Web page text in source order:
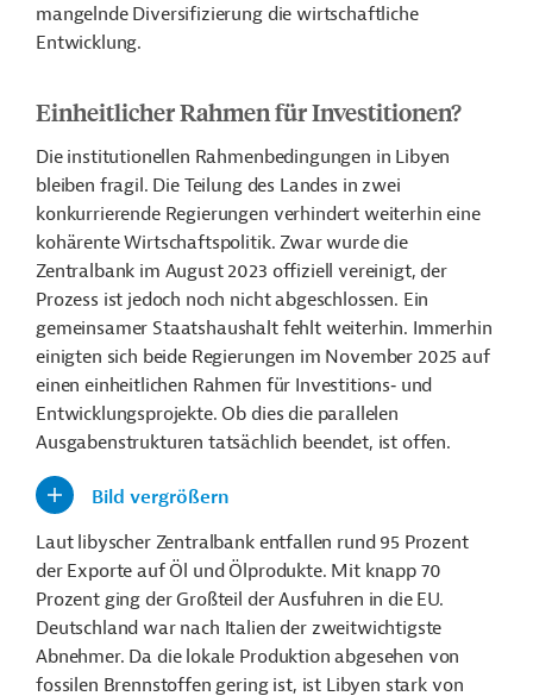
mangelnde Diversifizierung die wirtschaftliche
Entwicklung.
Einheitlicher Rahmen für Investitionen?
Die institutionellen Rahmenbedingungen in Libyen
bleiben fragil. Die Teilung des Landes in zwei
konkurrierende Regierungen verhindert weiterhin eine
kohärente Wirtschaftspolitik. Zwar wurde die
Zentralbank im August 2023 offiziell vereinigt, der
Prozess ist jedoch noch nicht abgeschlossen. Ein
gemeinsamer Staatshaushalt fehlt weiterhin. Immerhin
einigten sich beide Regierungen im November 2025 auf
einen einheitlichen Rahmen für Investitions‑ und
Entwicklungsprojekte. Ob dies die parallelen
Ausgabenstrukturen tatsächlich beendet, ist offen.
Bild vergrößern
Laut libyscher Zentralbank entfallen rund 95 Prozent
der Exporte auf Öl und Ölprodukte. Mit knapp 70
Prozent ging der Großteil der Ausfuhren in die EU.
Deutschland war nach Italien der zweitwichtigste
Abnehmer. Da die lokale Produktion abgesehen von
fossilen Brennstoffen gering ist, ist Libyen stark von